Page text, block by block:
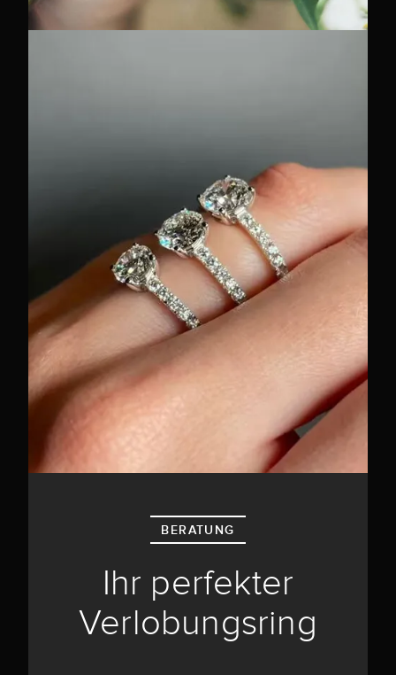
BERATUNG
Ihr perfekter
Verlobungsring